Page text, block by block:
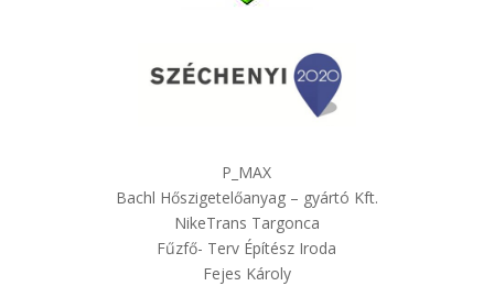
P_MAX
Bachl Hőszigetelőanyag – gyártó Kft.
NikeTrans Targonca
Fűzfő- Terv Építész Iroda
Fejes Károly